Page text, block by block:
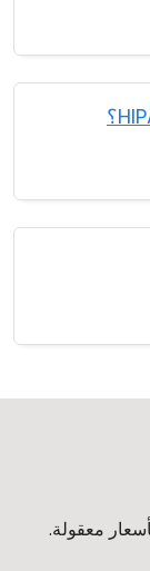
معقولة.